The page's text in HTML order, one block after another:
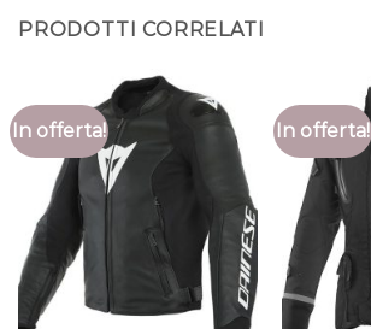
PRODOTTI CORRELATI
In offerta! In offerta!